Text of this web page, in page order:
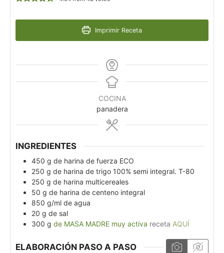
Imprimir Receta
COCINA
panadera
INGREDIENTES
450 g de harina de fuerza ECO
250 g de harina de trigo 100% semi integral. T-80
250 g de harina multicereales
50 g de harina de centeno integral
850 g/ml de agua
20 g de sal
300 g de MASA MADRE muy activa receta AQUÍ
ELABORACIÓN PASO A PASO